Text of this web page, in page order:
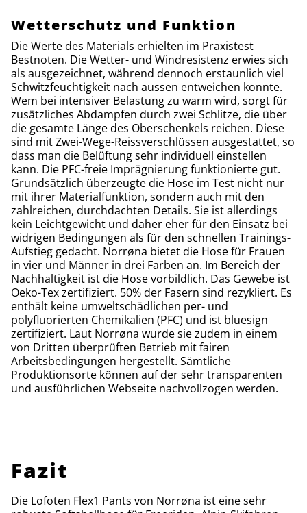
Wetterschutz und Funktion
Die Werte des Materials erhielten im Praxistest
Bestnoten. Die Wetter- und Windresistenz erwies sich
als ausgezeichnet, während dennoch erstaunlich viel
Schwitzfeuchtigkeit nach aussen entweichen konnte.
Wem bei intensiver Belastung zu warm wird, sorgt für
zusätzliches Abdampfen durch zwei Schlitze, die über
die gesamte Länge des Oberschenkels reichen. Diese
sind mit Zwei-Wege-Reissverschlüssen ausgestattet, so
dass man die Belüftung sehr individuell einstellen
kann. Die PFC-freie Imprägnierung funktionierte gut.
Grundsätzlich überzeugte die Hose im Test nicht nur
mit ihrer Materialfunktion, sondern auch mit den
zahlreichen, durchdachten Details. Sie ist allerdings
kein Leichtgewicht und daher eher für den Einsatz bei
widrigen Bedingungen als für den schnellen Trainings-
Aufstieg gedacht. Norrøna bietet die Hose für Frauen
in vier und Männer in drei Farben an. Im Bereich der
Nachhaltigkeit ist die Hose vorbildlich. Das Gewebe ist
Oeko-Tex zertifiziert. 50% der Fasern sind rezykliert. Es
enthält keine umweltschädlichen per- und
polyfluorierten Chemikalien (PFC) und ist bluesign
zertifiziert. Laut Norrøna wurde sie zudem in einem
von Dritten überprüften Betrieb mit fairen
Arbeitsbedingungen hergestellt. Sämtliche
Produktionsorte können auf der sehr transparenten
und ausführlichen Webseite nachvollzogen werden.
Fazit
Die Lofoten Flex1 Pants von Norrøna ist eine sehr